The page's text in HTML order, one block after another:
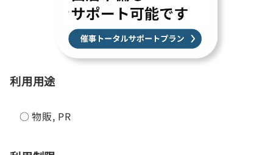
利用用途
○物販, PR